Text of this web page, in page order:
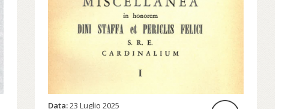
Data:23 Luglio 2025